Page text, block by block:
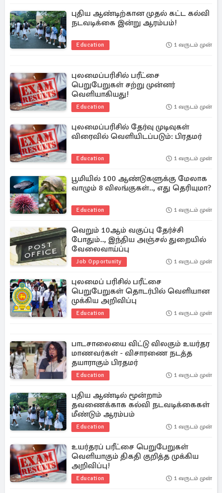
புதிய ஆண்டிற்கான முதல் கட்ட கல்வி
நடவடிக்கை இன்று ஆரம்பம்!
Education 1 வருடம் முன்
புலமைப்பரிசில் பரீட்சை
பெறுபேறுகள் சற்று முன்னர்
வெளியாகியது!
Education 1 வருடம் முன்
புலமைப்பரிசில் தேர்வு முடிவுகள்
விரைவில் வெளியிடப்படும்: பிரதமர்
Education 1 வருடம் முன்
பூமியில் 100 ஆண்டுகளுக்கு மேலாக
வாழும் 8 விலங்குகள்.., எது தெரியுமா?
Education 1 வருடம் முன்
வெறும் 10ஆம் வகுப்பு தேர்ச்சி
போதும்.., இந்திய அஞ்சல் துறையில்
வேலைவாய்ப்பு
Job Opportunity 1 வருடம் முன்
புலமைப் பரிசில் பரீட்சை
பெறுபேறுகள் தொடர்பில் வெளியான
முக்கிய அறிவிப்பு
Education 1 வருடம் முன்
பாடசாலையை விட்டு விலகும் உயர்தர
மாணவர்கள் - விசாரணை நடத்த
தயாராகும் பிரதமர்
Education 1 வருடம் முன்
புதிய ஆண்டில் மூன்றாம்
தவணைக்காக கல்வி நடவடிக்கைகள்
மீண்டும் ஆரம்பம்
Education 1 வருடம் முன்
உயர்தரப் பரீட்சை பெறுபேறுகள்
வெளியாகும் திகதி குறித்த முக்கிய
அறிவிப்பு!
Education 1 வருடம் முன்